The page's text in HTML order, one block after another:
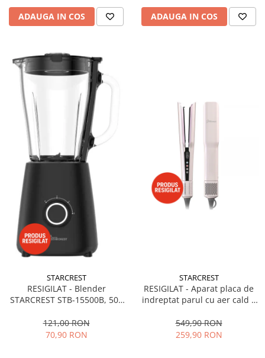
ADAUGA IN COS ADAUGA IN COS
STARCREST
RESIGILAT - Blender
STARCREST STB-15500B, 500
Pulse, Negru
121,00 RON
70,90 RON
STARCREST
RESIGILAT - Aparat placa de
indreptat parul cu aer cald 2
1300 W, Uscare si indreptare,
Afisaj LCD, Tehnologie cu ioni
549,90 RON
259,90 RON